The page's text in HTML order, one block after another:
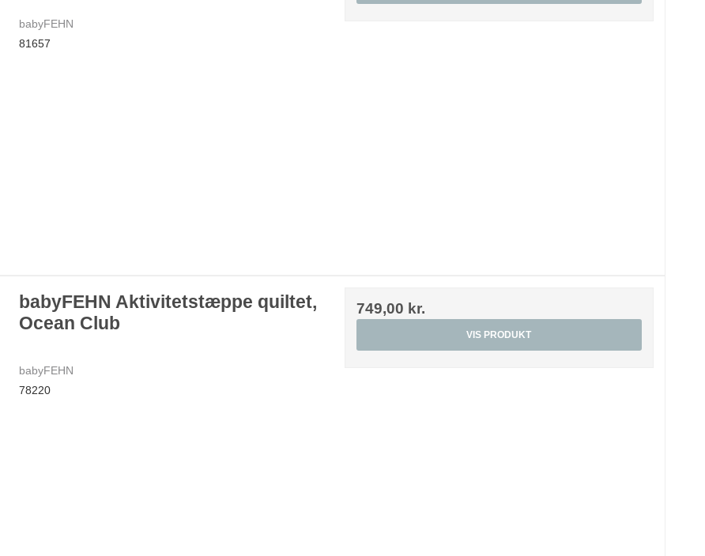
babyFEHN
81657
babyFEHN Aktivitetstæppe quiltet,
Ocean Club
babyFEHN
78220
749,00 kr.
VIS PRODUKT